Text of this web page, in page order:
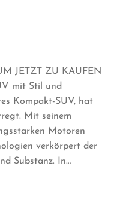
JETZT ZU KAUFEN
mit Stil und
Kompakt-SUV, hat
Mit seinem
Motoren
verkörpert der
Substanz. In…